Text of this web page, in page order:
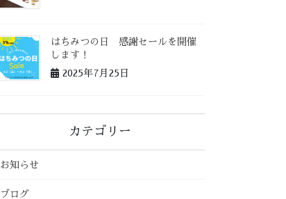
はちみつの日 感謝セールを開催
します！
2025年7月25日
カテゴリー
お知らせ
ブログ